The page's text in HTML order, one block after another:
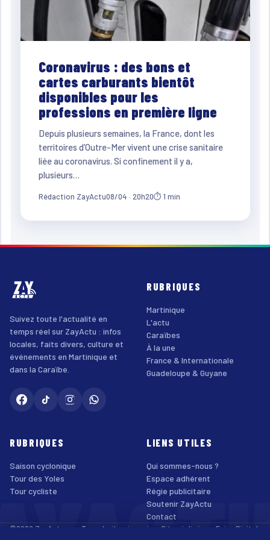
Coronavirus : des bons et
cartes carburants bientôt
disponibles pour les
professions en première ligne
Depuis plusieurs semaines, la France, dont les
territoires d’Outre-Mer vivent une crise sanitaire
liée au coronavirus. Si confinement il y a,
plusieurs…
Rédaction ZayActu08/04 · 20h20⏱ 1 min
Suivez toute l'actualité en
temps réel sur ZayActu : infos
locales, faits divers, culture et
événements en Martinique et
dans la Caraïbe.
RUBRIQUES
Martinique
L'actu
Caraïbes
À la une
France & Internationale
Guadeloupe & Guyane
RUBRIQUES
Saison cyclonique
Tour des Yoles
Tour cycliste
LIENS UTILES
Qui sommes-nous ?
Espace adhérent
Régie publicitaire
Soutenir ZayActu
Contact
©2026 ZayActu.org. Tous droits réservés. · Site réalisé par Enjoy Digital